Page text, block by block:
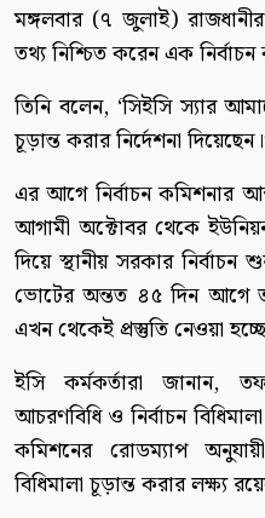
মঙ্গলবার (৭ জুলাই)
তথ্য নিশ্চিত করেন এক
তিনি বলেন, ‘সিইসি স্যার
চূড়ান্ত করার নির্দেশনা
এর আগে নির্বাচন কমিশনার
আগামী অক্টোবর থেকে
দিয়ে স্থানীয় সরকার
ভোটের অন্তত ৪৫ দিন আগে
এখন থেকেই প্রস্তুতি নেওয়া
ইসি কর্মকর্তারা জানান,
আচরণবিধি ও নির্বাচন
কমিশনের রোডম্যাপ
বিধিমালা চূড়ান্ত করার লক্ষ্য